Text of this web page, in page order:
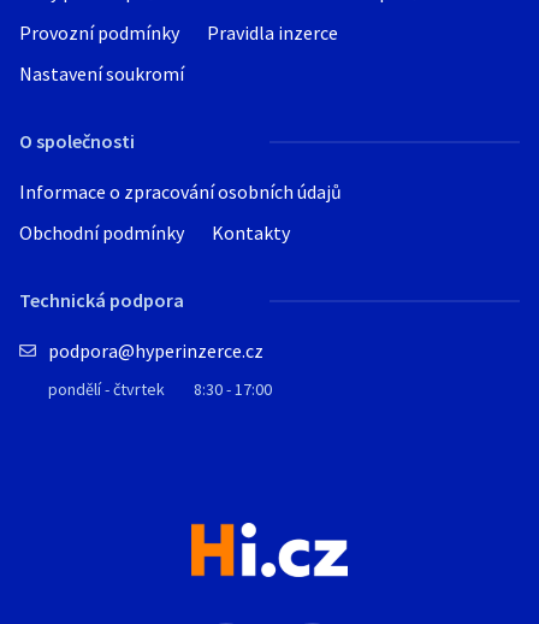
Provozní podmínky
Pravidla inzerce
Nastavení soukromí
O společnosti
Informace o zpracování osobních údajů
Obchodní podmínky
Kontakty
Technická podpora
podpora@hyperinzerce.cz
pondělí - čtvrtek 8:30 - 17:00